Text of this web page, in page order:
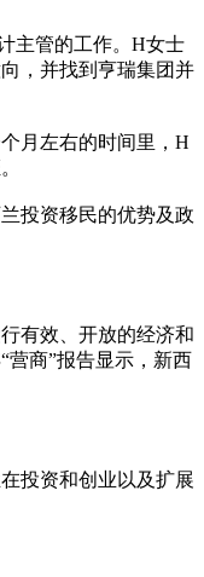
主管的工作。H女士
，并找到亨瑞集团并
月左右的时间里，H
投资移民的优势及政
有效、开放的经济和
营商”报告显示，新西
投资和创业以及扩展